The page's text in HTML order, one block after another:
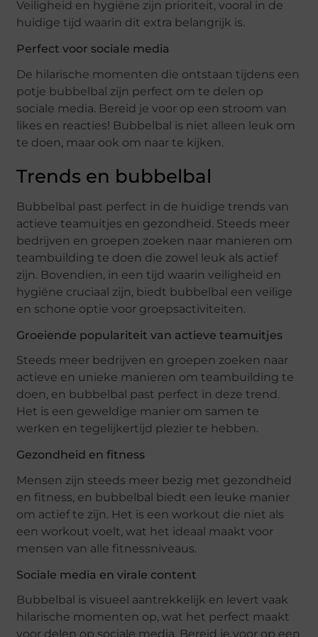
Veiligheid en hygiëne zijn prioriteit, vooral in de
huidige tijd waarin dit extra belangrijk is.
Perfect voor sociale media
De hilarische momenten die ontstaan tijdens een
potje bubbelbal zijn perfect om te delen op
sociale media. Bereid je voor op een stroom van
likes en reacties! Bubbelbal is niet alleen leuk om
te doen, maar ook om naar te kijken.
Trends en bubbelbal
Bubbelbal past perfect in de huidige trends van
actieve teamuitjes en gezondheid. Steeds meer
bedrijven en groepen zoeken naar manieren om
teambuilding te doen die zowel leuk als actief
zijn. Bovendien, in een tijd waarin veiligheid en
hygiëne cruciaal zijn, biedt bubbelbal een veilige
en schone optie voor groepsactiviteiten.
Groeiende populariteit van actieve teamuitjes
Steeds meer bedrijven en groepen zoeken naar
actieve en unieke manieren om teambuilding te
doen, en bubbelbal past perfect in deze trend.
Het is een geweldige manier om samen te
werken en tegelijkertijd plezier te hebben.
Gezondheid en fitness
Mensen zijn steeds meer bezig met gezondheid
en fitness, en bubbelbal biedt een leuke manier
om actief te zijn. Het is een workout die niet als
een workout voelt, wat het ideaal maakt voor
mensen van alle fitnessniveaus.
Sociale media en virale content
Bubbelbal is visueel aantrekkelijk en levert vaak
hilarische momenten op, wat het perfect maakt
voor delen op sociale media. Bereid je voor op een